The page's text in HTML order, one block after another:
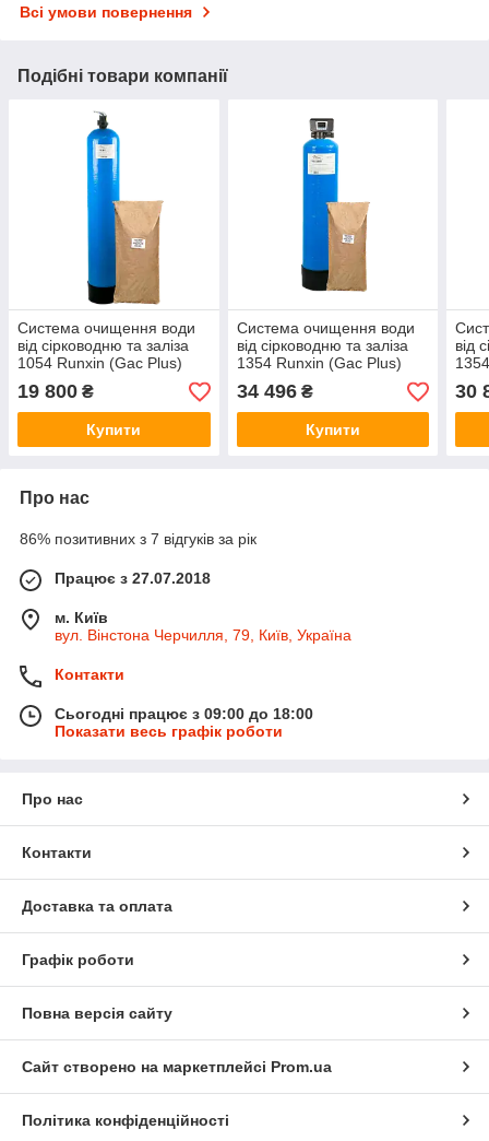
Всі умови повернення
Подібні товари компанії
Система очищення води
від сірководню та заліза
1054 Runxin (Gac Plus)
19 800 ₴
Купити
Система очищення води
від сірководню та заліза
1354 Runxin (Gac Plus)
34 496₴
Купити
від
30
Про нас
86% позитивних з 7 відгуків за рік
Працює з 27.07.2018
м. Київ
вул. Вінстона Черчилля, 79, Київ, Україна
Контакти
Сьогодні працює з 09:00 до 18:00
Показати весь графік роботи
Про нас
Контакти
Доставка та оплата
Графік роботи
Повна версія сайту
Сайт створено на маркетплейсі Prom.ua
Політика конфіденційності